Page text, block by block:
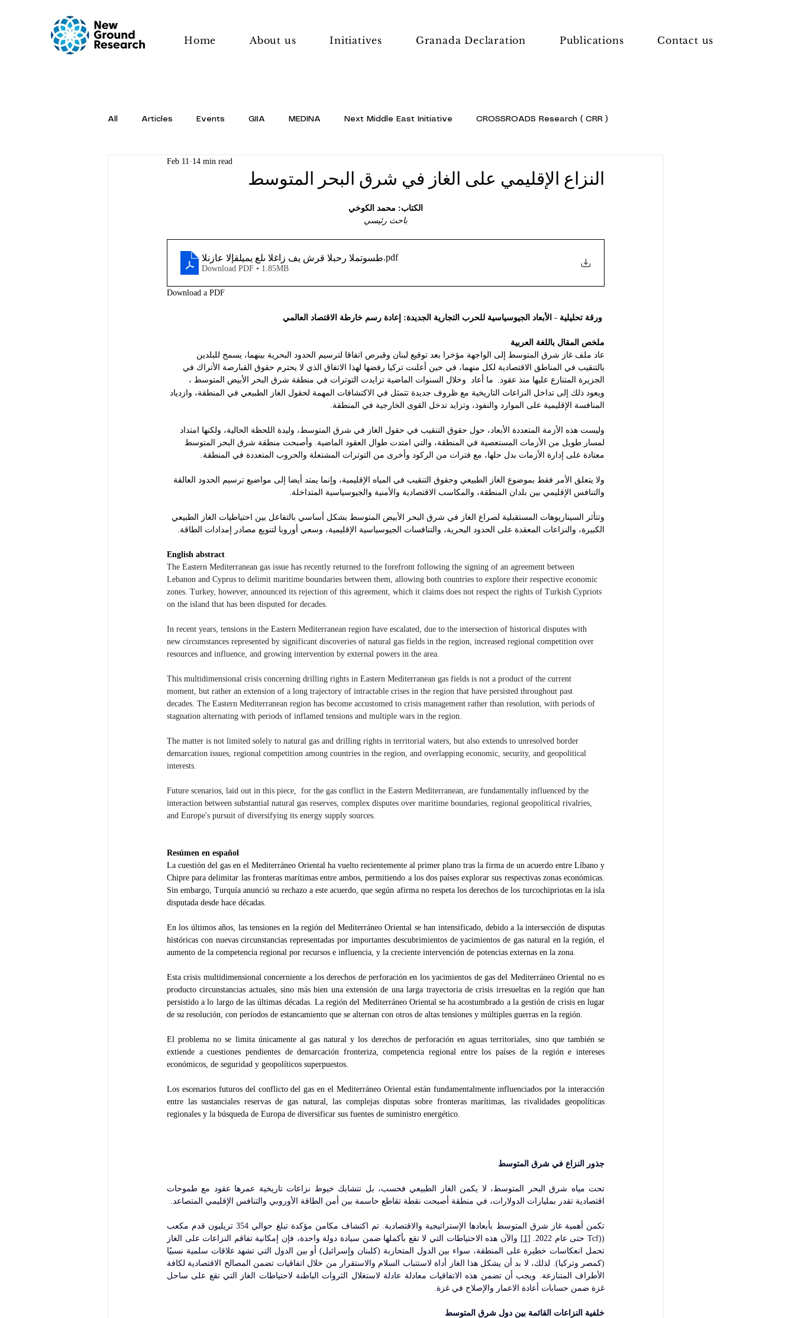
Home About us Initiatives Granada Declaration Publications Contact us
All Articles Events GIIA MEDINA Next Middle East Initiative CROSSROADS Research ( CRR )
النزاع الإقليمي على الغاز في شرق البحر المتوسط
Feb 11 14 min read
الكتاب: محمد الكوخي
باحث رئيسي
‎⁨النزاع الإقليمي على الغاز في شرق البحر المتوسط⁩.pdf
Download PDF • 1.85MB
Download a PDF
ورقة تحليلية - الأبعاد الجيوسياسية للحرب التجارية الجديدة: إعادة رسم خارطة الاقتصاد العالمي
ملخص المقال باللغة العربية
عاد ملف غاز شرق المتوسط إلى الواجهة مؤخرا بعد توقيع لبنان وقبرص اتفاقا لترسيم الحدود البحرية بينهما، يسمح للبلدين
بالتنقيب في المناطق الاقتصادية لكل منهما، في حين أعلنت تركيا رفضها لهذا الاتفاق الذي لا يحترم حقوق القبارصة الأتراك في
الجزيرة المتنازع عليها منذ عقود. ما أعاد  وخلال السنوات الماضية تزايدت التوترات في منطقة شرق البحر الأبيض المتوسط ​،
ويعود ذلك إلى تداخل النزاعات التاريخية مع ظروف جديدة تتمثل في الاكتشافات المهمة لحقول الغاز الطبيعي في المنطقة، وازدياد
المنافسة الإقليمية على الموارد والنفوذ، وتزايد تدخل القوى الخارجية في المنطقة.
وليست هذه الأزمة المتعددة الأبعاد، حول حقوق التنقيب في حقول الغاز في شرق المتوسط، وليدة اللحظة الحالية، ولكنها امتداد
لمسار طويل من الأزمات المستعصية في المنطقة، والتي امتدت طوال العقود الماضية. وأصبحت منطقة شرق البحر المتوسط
معتادة على إدارة الأزمات بدل حلها، مع فترات من الركود وأخرى من التوترات المشتعلة والحروب المتعددة في المنطقة.
ولا يتعلق الأمر فقط بموضوع الغاز الطبيعي وحقوق التنقيب في المياه الإقليمية، وإنما يمتد أيضا إلى مواضيع ترسيم الحدود العالقة
والتنافس الإقليمي بين بلدان المنطقة، والمكاسب الاقتصادية والأمنية والجيوسياسية المتداخلة.
وتتأثر السيناريوهات المستقبلية لصراع الغاز في شرق البحر الأبيض المتوسط ​​بشكل أساسي بالتفاعل بين احتياطيات الغاز الطبيعي
الكبيرة، والنزاعات المعقدة على الحدود البحرية، والتنافسات الجيوسياسية الإقليمية، وسعي أوروبا لتنويع مصادر إمدادات الطاقة.
English abstract
The Eastern Mediterranean gas issue has recently returned to the forefront following the signing of an agreement between
Lebanon and Cyprus to delimit maritime boundaries between them, allowing both countries to explore their respective economic
zones. Turkey, however, announced its rejection of this agreement, which it claims does not respect the rights of Turkish Cypriots
on the island that has been disputed for decades.
In recent years, tensions in the Eastern Mediterranean region have escalated, due to the intersection of historical disputes with
new circumstances represented by significant discoveries of natural gas fields in the region, increased regional competition over
resources and influence, and growing intervention by external powers in the area.
This multidimensional crisis concerning drilling rights in Eastern Mediterranean gas fields is not a product of the current
moment, but rather an extension of a long trajectory of intractable crises in the region that have persisted throughout past
decades. The Eastern Mediterranean region has become accustomed to crisis management rather than resolution, with periods of
stagnation alternating with periods of inflamed tensions and multiple wars in the region.
The matter is not limited solely to natural gas and drilling rights in territorial waters, but also extends to unresolved border
demarcation issues, regional competition among countries in the region, and overlapping economic, security, and geopolitical
interests.
Future scenarios, laid out in this piece,  for the gas conflict in the Eastern Mediterranean, are fundamentally influenced by the
interaction between substantial natural gas reserves, complex disputes over maritime boundaries, regional geopolitical rivalries,
and Europe's pursuit of diversifying its energy supply sources.
Resúmen en español
La cuestión del gas en el Mediterráneo Oriental ha vuelto recientemente al primer plano tras la firma de un acuerdo entre Líbano y
Chipre para delimitar las fronteras marítimas entre ambos, permitiendo a los dos países explorar sus respectivas zonas económicas.
Sin embargo, Turquía anunció su rechazo a este acuerdo, que según afirma no respeta los derechos de los turcochipriotas en la isla
disputada desde hace décadas.
En los últimos años, las tensiones en la región del Mediterráneo Oriental se han intensificado, debido a la intersección de disputas
históricas con nuevas circunstancias representadas por importantes descubrimientos de yacimientos de gas natural en la región, el
aumento de la competencia regional por recursos e influencia, y la creciente intervención de potencias externas en la zona.
Esta crisis multidimensional concerniente a los derechos de perforación en los yacimientos de gas del Mediterráneo Oriental no es
producto circunstancias actuales, sino más bien una extensión de una larga trayectoria de crisis irresueltas en la región que han
persistido a lo largo de las últimas décadas. La región del Mediterráneo Oriental se ha acostumbrado a la gestión de crisis en lugar
de su resolución, con períodos de estancamiento que se alternan con otros de altas tensiones y múltiples guerras en la región.
El problema no se limita únicamente al gas natural y los derechos de perforación en aguas territoriales, sino que también se
extiende a cuestiones pendientes de demarcación fronteriza, competencia regional entre los países de la región e intereses
económicos, de seguridad y geopolíticos superpuestos.
Los escenarios futuros del conflicto del gas en el Mediterráneo Oriental están fundamentalmente influenciados por la interacción
entre las sustanciales reservas de gas natural, las complejas disputas sobre fronteras marítimas, las rivalidades geopolíticas
regionales y la búsqueda de Europa de diversificar sus fuentes de suministro energético.
جذور النزاع في شرق المتوسط
اقتصادية تقدر بمليارات الدولارات، في منطقة أصبحت نقطة تقاطع حاسمة بين أمن الطاقة الأوروبي والتنافس الإقليمي المتصاعد.
((Tcf حتى عام 2022.
[1]
غزة ضمن حسابات أعادة الاعمار والإصلاح في غزة.
خلفية النزاعات القائمة بين دول شرق المتوسط